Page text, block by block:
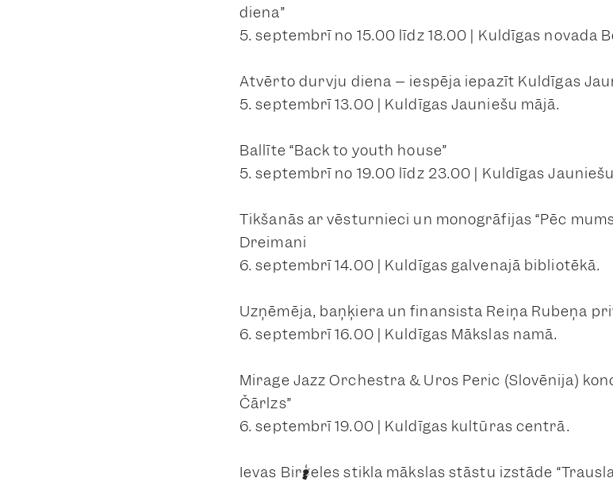
diena”
5. septembrī no 15.00 līdz 18.00 | Kuldīgas novada
Atvērto durvju diena – iespēja iepazīt Kuldīgas
5. septembrī 13.00 | Kuldīgas Jauniešu mājā.
Ballīte “Back to youth house”
5. septembrī no 19.00 līdz 23.00 | Kuldīgas
Tikšanās ar vēsturnieci un monogrāfijas “Pēc
Dreimani
6. septembrī 14.00 | Kuldīgas galvenajā bibliotēkā.
Uzņēmēja, baņķiera un finansista Reiņa Rubeņa
6. septembrī 16.00 | Kuldīgas Mākslas namā.
Mirage Jazz Orchestra & Uros Peric (Slovēnija)
Čārlzs”
6. septembrī 19.00 | Kuldīgas kultūras centrā.
Ievas Birģeles stikla mākslas stāstu izstāde